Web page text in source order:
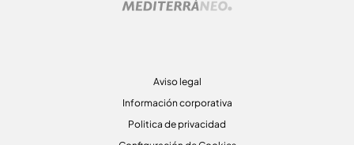
Aviso legal
Información corporativa
Politica de privacidad